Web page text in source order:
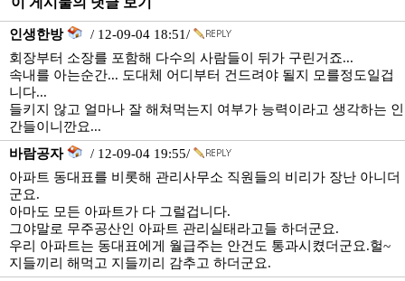
인생한방
/ 12-09-04 18:51/
회장부터 소장를 포함해 다수의 사람들이 뒤가 구린거죠...
속내를 아는순간... 도대체 어디부터 건드려야 될지 모를정도일겁
니다...
들키지 않고 얼마나 잘 해쳐먹는지 여부가 능력이라고 생각하는 인
간들이니깐요...
바람공자
/ 12-09-04 19:55/
아파트 동대표를 비롯해 관리사무소 직원들의 비리가 장난 아니더
군요.
아마도 모든 아파트가 다 그럴겁니다.
그야말로 무주공산인 아파트 관리실태라고들 하더군요.
우리 아파트는 동대표에게 월급주는 안건도 통과시켰더군요.헐~
지들끼리 해먹고 지들끼리 감추고 하더군요.